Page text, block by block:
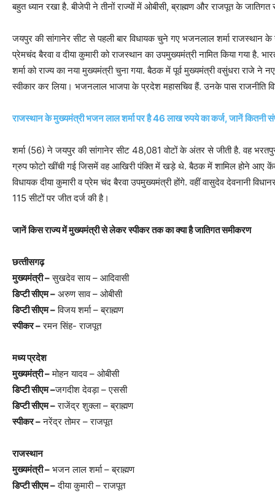
बहुत ध्‍यान रखा है. बीजेपी ने तीनों राज्‍यों में ओबीसी, ब्राह्मण और राजपूत के
जयपुर की सांगानेर सीट से पहली बार विधायक चुने गए भजनलाल शर्मा राजस्थान
प्रेमचंद बैरवा व दीया कुमारी को राजस्थान का उपमुख्यमंत्री नामित किया गया है.
शर्मा को राज्‍य का नया मुख्‍यमंत्री चुना गया. बैठक में पूर्व मुख्यमंत्री वसुंधरा राजे
स्वीकार कर लिया। भजनलाल भाजपा के प्रदेश महासचिव हैं. उनके पास राजनीति
राजस्‍थान के मुख्‍यमंत्री भजन लाल शर्मा पर है 46 लाख रुपये का कर्ज, जानें क‍ितनी
शर्मा (56) ने जयपुर की सांगानेर सीट 48,081 वोटों के अंतर से जीती है. वह
ग्रुप फोटो खींची गई जिसमें वह आखिरी पंक्ति में खड़े थे. बैठक में शामिल होने आए
विधायक दीया कुमारी व प्रेम चंद बैरवा उपमुख्यमंत्री होंगे. वहीं वासुदेव देवनानी
115 सीटों पर जीत दर्ज की है।
जानें क‍िस राज्‍य में मुख्‍यमंत्री से लेकर स्‍पीकर तक का क्‍या है जात‍िगत समीकरण
छत्‍तीसगढ़
मुख्‍यमंत्री –सुखदेव साय – आद‍िवासी
ड‍िप्‍टी सीएम – अरुण साव – ओबीसी
ड‍िप्‍टी सीएम –विजय शर्मा – ब्राह्मण
स्‍पीकर –रमन स‍िंह- राजपूत
मध्‍य प्रदेश
मुख्‍यमंत्री –मोहन यादव – ओबीसी
ड‍िप्‍टी सीएम –जगदीश देवड़ा – एससी
ड‍िप्‍टी सीएम –राजेंद्र शुक्ला – ब्राह्मण
स्‍पीकर –नरेंद्र तोमर – राजपूत
राजस्‍थान
मुख्‍यमंत्री – भजन लाल शर्मा – ब्राह्मण
ड‍िप्‍टी सीएम –दीया कुमारी – राजपूत